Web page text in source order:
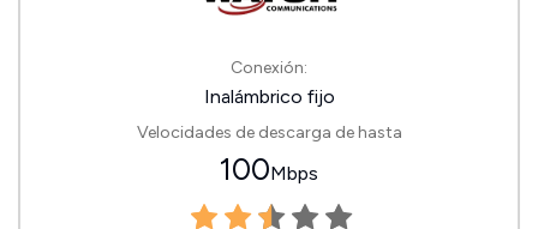
Conexión:
Inalámbrico fijo
Velocidades de descarga de hasta
100Mbps